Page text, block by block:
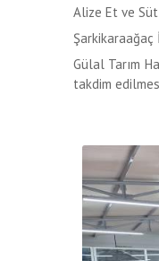
Alize Et ve
Gülal Tarım
takdim